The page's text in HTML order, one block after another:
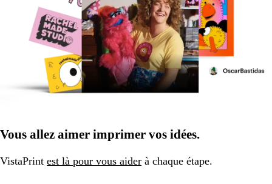
Vous allez aimer imprimer vos idées.
VistaPrint est là pour vous aider à chaque étape.